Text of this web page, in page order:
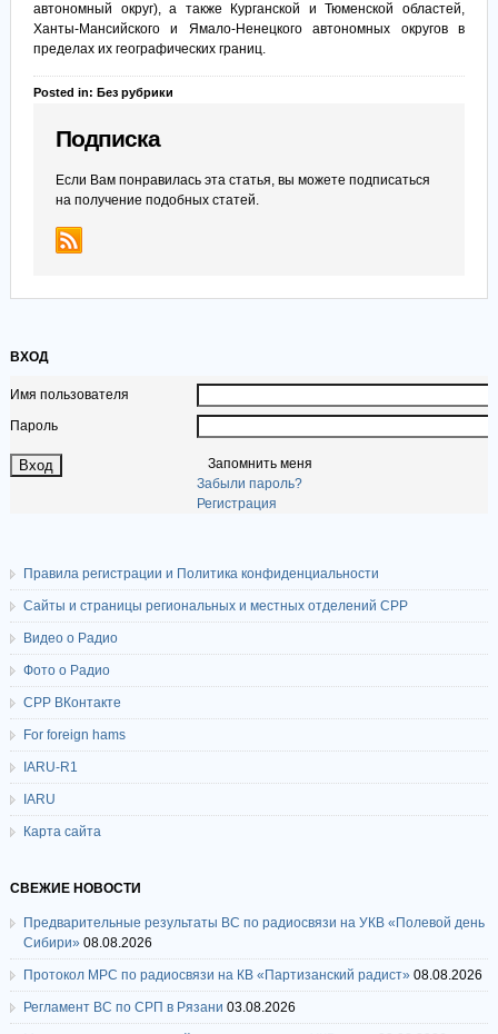
автономный округ), а также Курганской и Тюменской областей,
Ханты-Мансийского и Ямало-Ненецкого автономных округов в
пределах их географических границ.
Posted in: Без рубрики
Подписка
Если Вам понравилась эта статья, вы можете подписаться
на получение подобных статей.
ВХОД
Имя пользователя
Пароль
Запомнить меня
Забыли пароль?
Регистрация
Правила регистрации и Политика конфиденциальности
Сайты и страницы региональных и местных отделений СРР
Видео о Радио
Фото о Радио
СРР ВКонтакте
For foreign hams
IARU-R1
IARU
Карта сайта
СВЕЖИЕ НОВОСТИ
Предварительные результаты ВС по радиосвязи на УКВ «Полевой день
Сибири» 08.08.2026
Протокол МРС по радиосвязи на КВ «Партизанский радист» 08.08.2026
Регламент ВС по СРП в Рязани 03.08.2026